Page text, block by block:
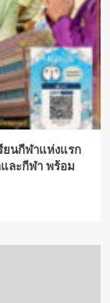
ยนกีฬาแห่งแรก
ละกีฬา พร้อม